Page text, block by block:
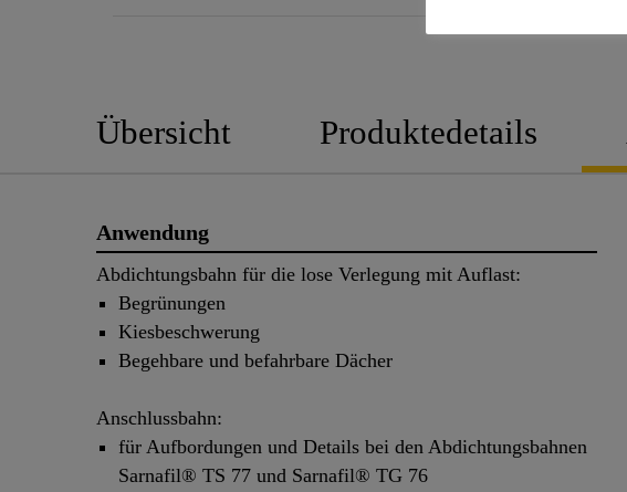
Übersicht Produktedetails
Anwendung
Abdichtungsbahn für die lose Verlegung mit Auflast:
Begrünungen
Kiesbeschwerung
Begehbare und befahrbare Dächer
Anschlussbahn:
für Aufbordungen und Details bei den Abdichtungsbahnen
Sarnafil® TS 77 und Sarnafil® TG 76